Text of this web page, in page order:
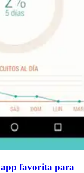
app favorita para